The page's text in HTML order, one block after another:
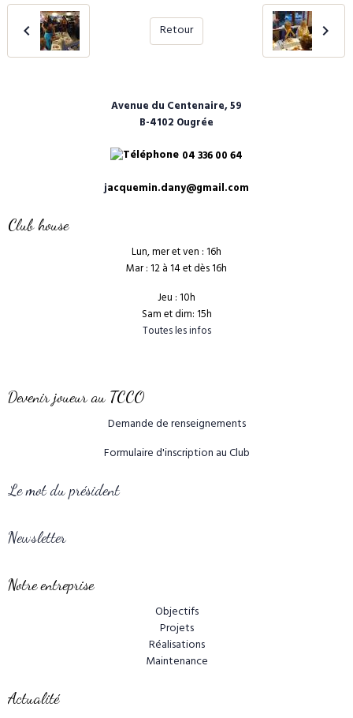
Retour
Avenue du Centenaire, 59
B-4102 Ougrée
04 336 00 64
jacquemin.dany@gmail.com
Club house
Lun, mer et ven : 16h
Mar : 12 à 14 et dès 16h
Jeu : 10h
Sam et dim: 15h
Toutes les infos
Devenir joueur au TCCO
Demande de renseignements
Formulaire d'inscription au Club
Le mot du président
Newsletter
Notre entreprise
Objectifs
Projets
Réalisations
Maintenance
Actualité